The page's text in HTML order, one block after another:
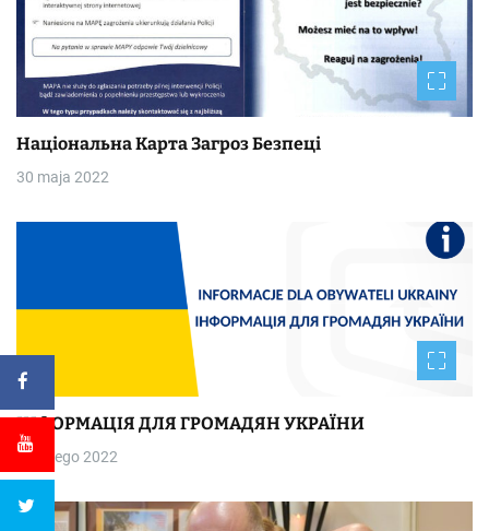
Національна Kapтa Загроз Безпеці
30 maja 2022
ІНФОРМАЦІЯ ДЛЯ ГРОМАДЯН УКРАЇНИ
26 lutego 2022